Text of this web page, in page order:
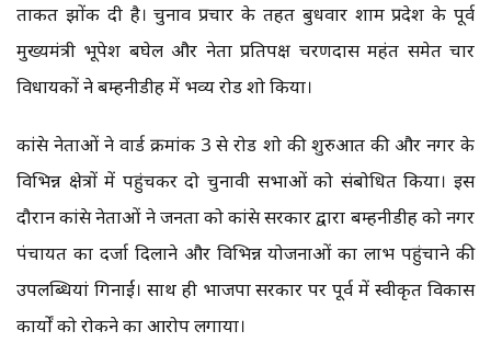
ताकत झोंक दी है। चुनाव प्रचार के तहत बुधवार शाम प्रदेश के पूर्व
मुख्यमंत्री भूपेश बघेल और नेता प्रतिपक्ष चरणदास महंत समेत चार
विधायकों ने बम्हनीडीह में भव्य रोड शो किया।
कांग्रेस नेताओं ने वार्ड क्रमांक 3 से रोड शो की शुरुआत की और नगर के
विभिन्न क्षेत्रों में पहुंचकर दो चुनावी सभाओं को संबोधित किया। इस
दौरान कांग्रेस नेताओं ने जनता को कांग्रेस सरकार द्वारा बम्हनीडीह को नगर
पंचायत का दर्जा दिलाने और विभिन्न योजनाओं का लाभ पहुंचाने की
उपलब्धियां गिनाईं। साथ ही भाजपा सरकार पर पूर्व में स्वीकृत विकास
कार्यों को रोकने का आरोप लगाया।